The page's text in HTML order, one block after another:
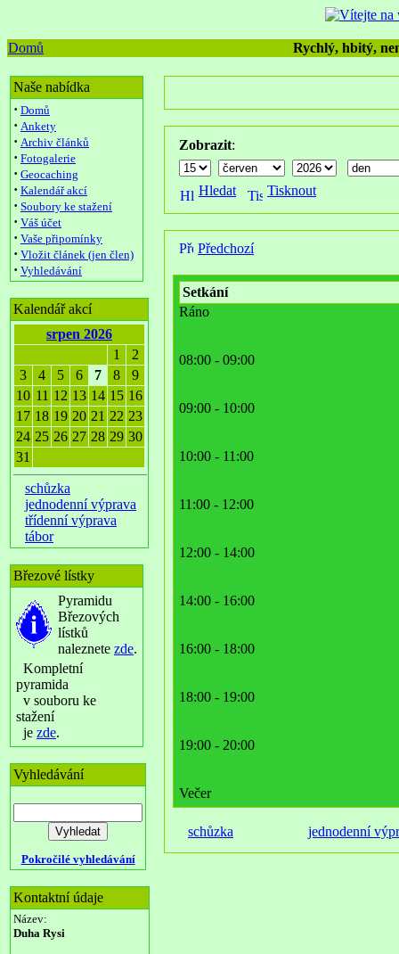
Domů Rychlý, hbitý,
Naše nabídka
· Domů
· Ankety
· Archiv článků
· Fotogalerie
· Geocaching
· Kalendář akcí
· Soubory ke stažení
· Váš účet
· Vaše připomínky
· Vložit článek (jen člen)
· Vyhledávání
Kalendář akcí
srpen 2026
1
2
3
4 5 6 7 8
9
10 11 12 13 14 15 16
17 18 19 20 21 22 23
24 25 26 27 28 29 30
31
schůzka
jednodenní výprava
třídenní výprava
tábor
Březové lístky
Pyramidu
Březových
lístků
naleznete zde.
Kompletní
pyramida
v souboru ke
stažení
je zde.
Vyhledávání
Pokročilé vyhledávání
Kontaktní údaje
Název:
Duha Rysi
Zobrazit:
Hledat Tisknout
Předchozí
Setkání
Ráno
08:00 - 09:00
09:00 - 10:00
10:00 - 11:00
11:00 - 12:00
12:00 - 14:00
14:00 - 16:00
16:00 - 18:00
18:00 - 19:00
19:00 - 20:00
Večer
schůzka jednodenní